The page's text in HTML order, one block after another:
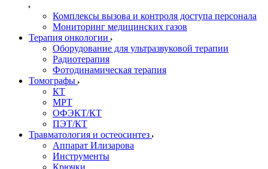
Комплексы вызова и контроля доступа персонала
Мониторинг медицинских газов
Терапия онкологии
Оборудование для ультразвуковой терапии
Радиотерапия
Фотодинамическая терапия
Томографы
КТ
МРТ
ОФЭКТ/КТ
ПЭТ/КТ
Травматология и остеосинтез
Аппарат Илизарова
Инструменты
Крючки